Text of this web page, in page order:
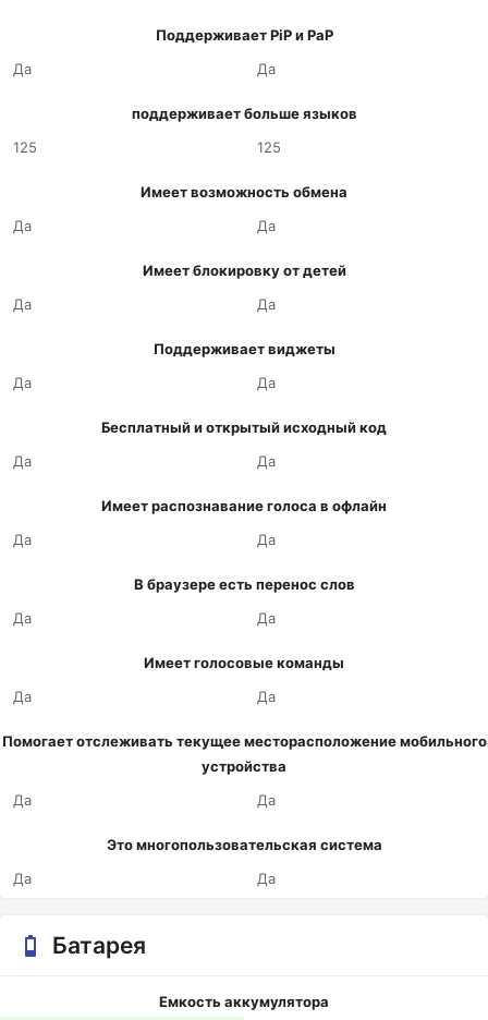
Поддерживает PiP и PaP
Да
Да
поддерживает больше языков
125
125
Имеет возможность обмена
Да
Да
Имеет блокировку от детей
Да
Да
Поддерживает виджеты
Да
Да
Бесплатный и открытый исходный код
Да
Да
Имеет распознавание голоса в офлайн
Да
Да
В браузере есть перенос слов
Да
Да
Имеет голосовые команды
Да
Да
Помогает отслеживать текущее месторасположение мобильного
устройства
Да
Да
Это многопользовательская система
Да
Да
Батарея
Емкость аккумулятора